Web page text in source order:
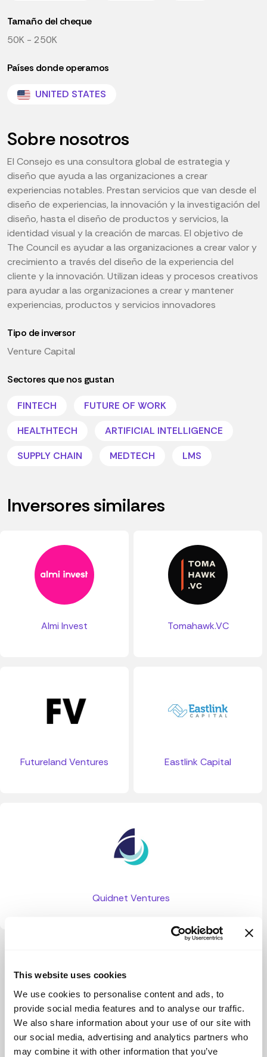
This website uses cookies
We use cookies to personalise content and ads, to
provide social media features and to analyse our traffic.
We also share information about your use of our site with
our social media, advertising and analytics partners who
may combine it with other information that you’ve
Tamaño del cheque
50K - 250K
Países donde operamos
UNITED STATES
Sobre nosotros
El Consejo es una consultora global de estrategia y
diseño que ayuda a las organizaciones a crear
experiencias notables. Prestan servicios que van desde el
diseño de experiencias, la innovación y la investigación del
diseño, hasta el diseño de productos y servicios, la
identidad visual y la creación de marcas. El objetivo de
The Council es ayudar a las organizaciones a crear valor y
crecimiento a través del diseño de la experiencia del
cliente y la innovación. Utilizan ideas y procesos creativos
para ayudar a las organizaciones a crear y mantener
experiencias, productos y servicios innovadores
Tipo de inversor
Venture Capital
Sectores que nos gustan
FINTECH
FUTURE OF WORK
HEALTHTECH
ARTIFICIAL INTELLIGENCE
SUPPLY CHAIN
MEDTECH LMS
Inversores similares
Almi Invest Tomahawk.VC
Futureland Ventures Eastlink Capital
Quidnet Ventures